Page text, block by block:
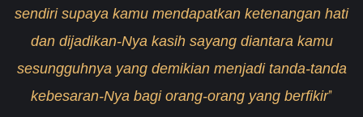
sendiri supaya kamu mendapatkan ketenangan hati
dan dijadikan-Nya kasih sayang diantara kamu
sesungguhnya yang demikian menjadi tanda-tanda
kebesaran-Nya bagi orang-orang yang berfikir"